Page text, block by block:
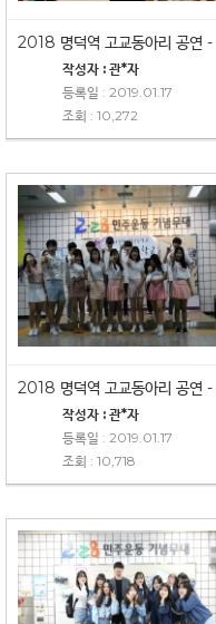
작성자 : 관*자
등록일 : 2019.01.17
조회 : 10,272
작성자 : 관*자
등록일 : 2019.01.17
조회 : 10,718